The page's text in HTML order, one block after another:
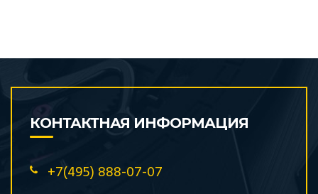
КОНТАКТНАЯ ИНФОРМАЦИЯ
+7(495) 888-07-07